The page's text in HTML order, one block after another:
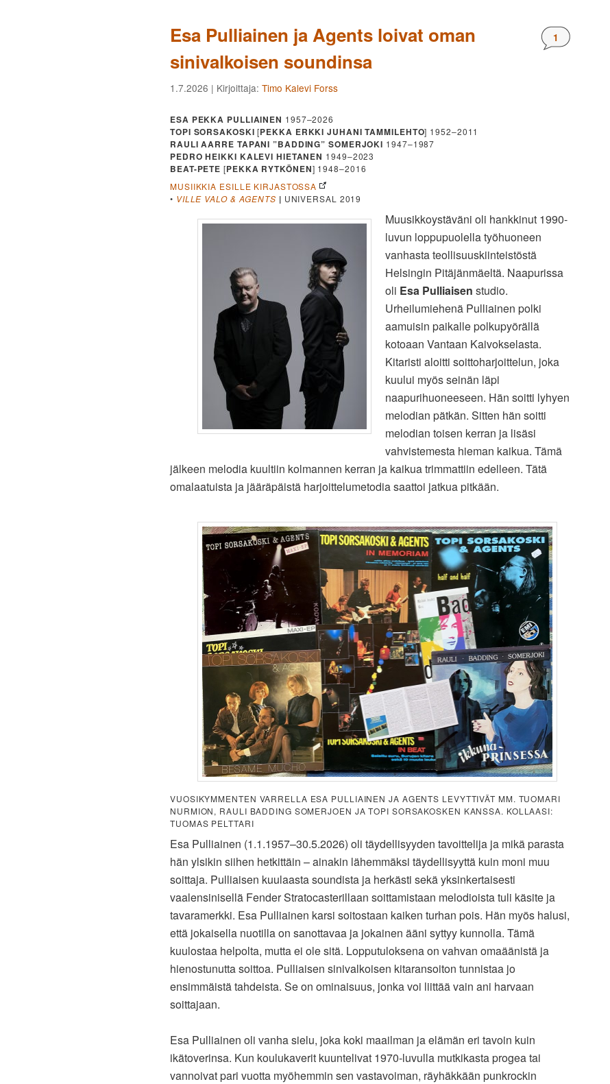
Esa Pulliainen ja Agents loivat oman
sinivalkoisen soundinsa
Kommentteja:
1
1.7.2026 | Kirjoittaja: Timo Kalevi Forss
ESA PEKKA PULLIAINEN 1957–2026
TOPI SORSAKOSKI [PEKKA ERKKI JUHANI TAMMILEHTO] 1952–2011
RAULI AARRE TAPANI ”BADDING” SOMERJOKI 1947–1987
PEDRO HEIKKI KALEVI HIETANEN 1949–2023
BEAT-PETE [PEKKA RYTKÖNEN] 1948–2016
MUSIIKKIA ESILLE KIRJASTOSSA
• VILLE VALO & AGENTS | UNIVERSAL 2019
Muusikkoystäväni oli hankkinut 1990-
luvun loppupuolella työhuoneen
vanhasta teollisuuskiinteistöstä
Helsingin Pitäjänmäeltä. Naapurissa
oli Esa Pulliaisen studio.
Urheilumiehenä Pulliainen polki
aamuisin paikalle polkupyörällä
kotoaan Vantaan Kaivokselasta.
Kitaristi aloitti soittoharjoittelun, joka
kuului myös seinän läpi
naapurihuoneeseen. Hän soitti lyhyen
melodian pätkän. Sitten hän soitti
melodian toisen kerran ja lisäsi
vahvistemesta hieman kaikua. Tämä
jälkeen melodia kuultiin kolmannen kerran ja kaikua trimmattiin edelleen. Tätä
omalaatuista ja jääräpäistä harjoittelumetodia saattoi jatkua pitkään.
VUOSIKYMMENTEN VARRELLA ESA PULLIAINEN JA AGENTS LEVYTTIVÄT MM. TUOMARI
NURMION, RAULI BADDING SOMERJOEN JA TOPI SORSAKOSKEN KANSSA. KOLLAASI:
TUOMAS PELTTARI
Esa Pulliainen (1.1.1957–30.5.2026) oli täydellisyyden tavoittelija ja mikä parasta
hän ylsikin siihen hetkittäin – ainakin lähemmäksi täydellisyyttä kuin moni muu
soittaja. Pulliaisen kuulaasta soundista ja herkästi sekä yksinkertaisesti
vaalensinisellä Fender Stratocasterillaan soittamistaan melodioista tuli käsite ja
tavaramerkki. Esa Pulliainen karsi soitostaan kaiken turhan pois. Hän myös halusi,
että jokaisella nuotilla on sanottavaa ja jokainen ääni syttyy kunnolla. Tämä
kuulostaa helpolta, mutta ei ole sitä. Lopputuloksena on vahvan omaäänistä ja
hienostunutta soittoa. Pulliaisen sinivalkoisen kitaransoiton tunnistaa jo
ensimmäistä tahdeista. Se on ominaisuus, jonka voi liittää vain ani harvaan
soittajaan.
Esa Pulliainen oli vanha sielu, joka koki maailman ja elämän eri tavoin kuin
ikätoverinsa. Kun koulukaverit kuuntelivat 1970-luvulla mutkikasta progea tai
vannoivat pari vuotta myöhemmin sen vastavoiman, räyhäkkään punkrockin